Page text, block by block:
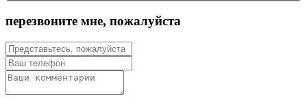
перезвоните мне, пожалуйста